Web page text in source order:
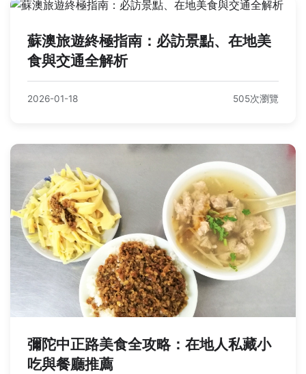
蘇澳旅遊終極指南：必訪景點、在地美
食與交通全解析
2026-01-18 505次瀏覽
彌陀中正路美食全攻略：在地人私藏小
吃與餐廳推薦